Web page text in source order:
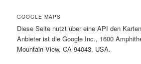
GOOGLE MAPS
Diese Seite nutzt über eine API den
Anbieter ist die Google Inc., 1600
Mountain View, CA 94043, USA.